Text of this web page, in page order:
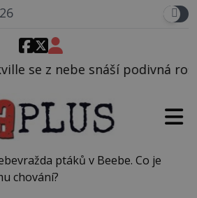
rosolovitá látka
ptáků v Beebe. Co je
chování?